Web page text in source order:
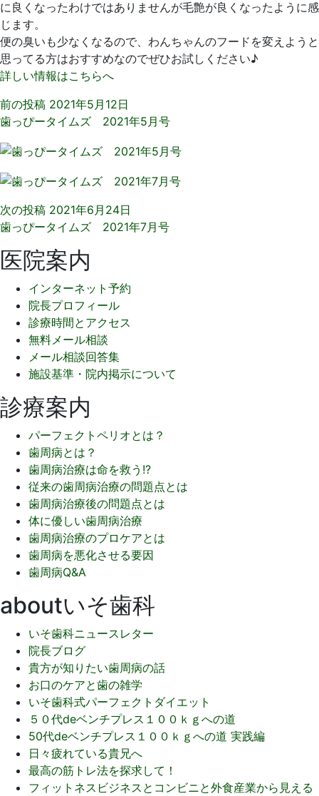
に良くなったわけではありませんが毛艶が良くなったように感
じます。
便の臭いも少なくなるので、わんちゃんのフードを変えようと
思ってる方はおすすめなのでぜひお試しください♪
詳しい情報はこちらへ
前の投稿 2021年5月12日
歯っぴータイムズ 2021年5月号
次の投稿 2021年6月24日
歯っぴータイムズ 2021年7月号
医院案内
インターネット予約
院長プロフィール
診療時間とアクセス
無料メール相談
メール相談回答集
施設基準・院内掲示について
診療案内
パーフェクトペリオとは？
歯周病とは？
歯周病治療は命を救う!?
従来の歯周病治療の問題点とは
歯周病治療後の問題点とは
体に優しい歯周病治療
歯周病治療のプロケアとは
歯周病を悪化させる要因
歯周病Q&A
aboutいそ歯科
いそ歯科ニュースレター
院長ブログ
貴方が知りたい歯周病の話
お口のケアと歯の雑学
いそ歯科式パーフェクトダイエット
５０代deベンチプレス１００ｋｇへの道
50代deベンチプレス１００ｋｇへの道 実践編
日々疲れている貴兄へ
最高の筋トレ法を探求して！
フィットネスビジネスとコンビニと外食産業から見える